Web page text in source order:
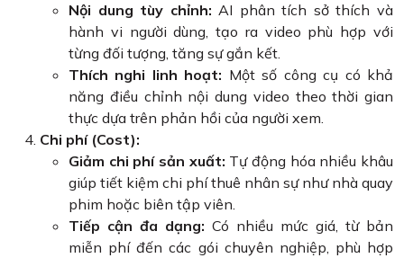
Nội dung tùy chỉnh: AI phân tích sở thích và
hành vi người dùng, tạo ra video phù hợp với
từng đối tượng, tăng sự gắn kết.
Thích nghi linh hoạt: Một số công cụ có khả
năng điều chỉnh nội dung video theo thời gian
thực dựa trên phản hồi của người xem.
Chi phí (Cost):
Giảm chi phí sản xuất: Tự động hóa nhiều khâu
giúp tiết kiệm chi phí thuê nhân sự như nhà quay
phim hoặc biên tập viên.
Tiếp cận đa dạng: Có nhiều mức giá, từ bản
miễn phí đến các gói chuyên nghiệp, phù hợp